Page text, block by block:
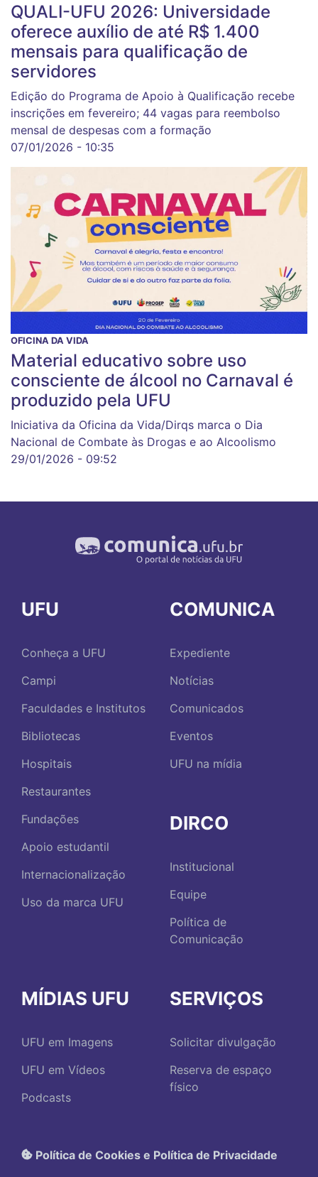
QUALI-UFU 2026: Universidade
oferece auxílio de até R$ 1.400
mensais para qualificação de
servidores
Edição do Programa de Apoio à Qualificação recebe
inscrições em fevereiro; 44 vagas para reembolso
mensal de despesas com a formação
07/01/2026 - 10:35
OFICINA DA VIDA
Material educativo sobre uso
consciente de álcool no Carnaval é
produzido pela UFU
Iniciativa da Oficina da Vida/Dirqs marca o Dia
Nacional de Combate às Drogas e ao Alcoolismo
29/01/2026 - 09:52
UFU
Conheça a UFU
Campi
Faculdades e Institutos
Bibliotecas
Hospitais
Restaurantes
Fundações
Apoio estudantil
Internacionalização
Uso da marca UFU
COMUNICA
Expediente
Notícias
Comunicados
Eventos
UFU na mídia
DIRCO
Institucional
Equipe
Política de
Comunicação
MÍDIAS UFU
UFU em Imagens
UFU em Vídeos
Podcasts
SERVIÇOS
Solicitar divulgação
Reserva de espaço
físico
Política de Cookies e Política de Privacidade